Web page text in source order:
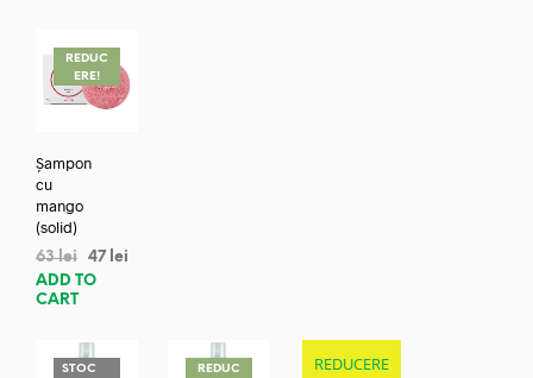
REDUC
ERE!
Șampon
cu
mango
(solid)
63lei 47 lei
ADD TO
CART
STOC
REDUC
REDUCERE
REDUC